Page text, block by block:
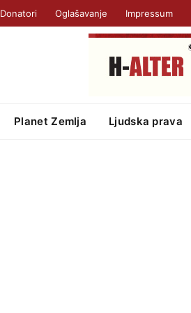
Donatori Oglašavanje Impressum
Planet Zemlja Ljudska prava